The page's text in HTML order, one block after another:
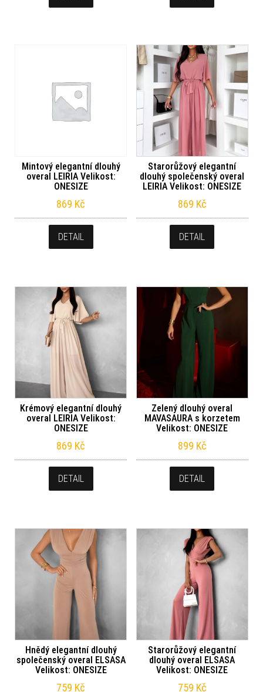
Mintový elegantní dlouhý
overal LEIRIA Velikost:
ONESIZE
869 Kč
DETAIL
Starorůžový elegantní
dlouhý společenský overal
LEIRIA Velikost: ONESIZE
869 Kč
DETAIL
Krémový elegantní dlouhý
overal LEIRIA Velikost:
ONESIZE
869 Kč
DETAIL
Zelený dlouhý overal
MAVASAURA s korzetem
Velikost: ONESIZE
899 Kč
DETAIL
Hnědý elegantní dlouhý
společenský overal ELSASA
Velikost: ONESIZE
759 Kč
Starorůžový elegantní
dlouhý overal ELSASA
Velikost: ONESIZE
759 Kč